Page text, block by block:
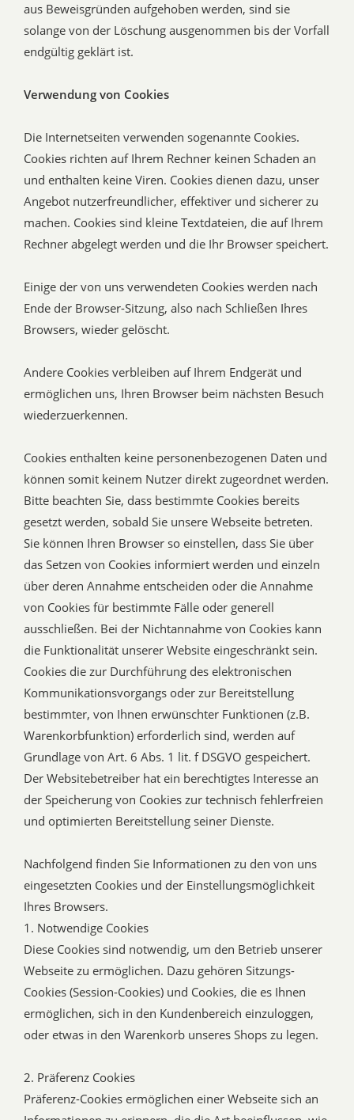
aus Beweisgründen aufgehoben werden, sind sie
solange von der Löschung ausgenommen bis der Vorfall
endgültig geklärt ist.
Verwendung von Cookies
Die Internetseiten verwenden sogenannte Cookies.
Cookies richten auf Ihrem Rechner keinen Schaden an
und enthalten keine Viren. Cookies dienen dazu, unser
Angebot nutzerfreundlicher, effektiver und sicherer zu
machen. Cookies sind kleine Textdateien, die auf Ihrem
Rechner abgelegt werden und die Ihr Browser speichert.
Einige der von uns verwendeten Cookies werden nach
Ende der Browser-Sitzung, also nach Schließen Ihres
Browsers, wieder gelöscht.
Andere Cookies verbleiben auf Ihrem Endgerät und
ermöglichen uns, Ihren Browser beim nächsten Besuch
wiederzuerkennen.
Cookies enthalten keine personenbezogenen Daten und
können somit keinem Nutzer direkt zugeordnet werden.
Bitte beachten Sie, dass bestimmte Cookies bereits
gesetzt werden, sobald Sie unsere Webseite betreten.
Sie können Ihren Browser so einstellen, dass Sie über
das Setzen von Cookies informiert werden und einzeln
über deren Annahme entscheiden oder die Annahme
von Cookies für bestimmte Fälle oder generell
ausschließen. Bei der Nichtannahme von Cookies kann
die Funktionalität unserer Website eingeschränkt sein.
Cookies die zur Durchführung des elektronischen
Kommunikationsvorgangs oder zur Bereitstellung
bestimmter, von Ihnen erwünschter Funktionen (z.B.
Warenkorbfunktion) erforderlich sind, werden auf
Grundlage von Art. 6 Abs. 1 lit. f DSGVO gespeichert.
Der Websitebetreiber hat ein berechtigtes Interesse an
der Speicherung von Cookies zur technisch fehlerfreien
und optimierten Bereitstellung seiner Dienste.
Nachfolgend finden Sie Informationen zu den von uns
eingesetzten Cookies und der Einstellungsmöglichkeit
Ihres Browsers.
1. Notwendige Cookies
Diese Cookies sind notwendig, um den Betrieb unserer
Webseite zu ermöglichen. Dazu gehören Sitzungs-
Cookies (Session-Cookies) und Cookies, die es Ihnen
ermöglichen, sich in den Kundenbereich einzuloggen,
oder etwas in den Warenkorb unseres Shops zu legen.
2. Präferenz Cookies
Präferenz-Cookies ermöglichen einer Webseite sich an